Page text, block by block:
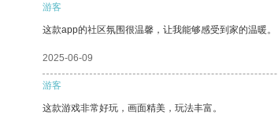
游客
这款app的社区氛围很温馨，让我能够感受到家的温暖。
2025-06-09
游客
这款游戏非常好玩，画面精美，玩法丰富。